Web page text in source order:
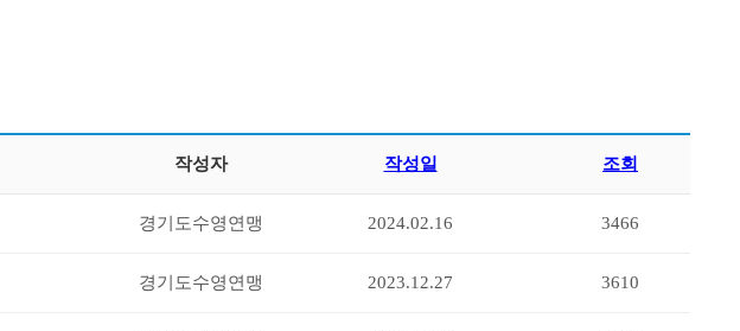
작성자 작성일 조회
경기도수영연맹 2024.02.16 3466
경기도수영연맹 2023.12.27 3610